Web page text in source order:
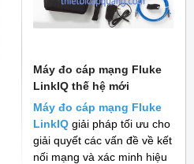
Máy đo cáp mạng Fluke
LinkIQ thế hệ mới
Máy đo cáp mạng Fluke
LinkIQ giải pháp tối ưu cho
giải quyết các vấn đề về kết
nối mạng và xác minh hiệu